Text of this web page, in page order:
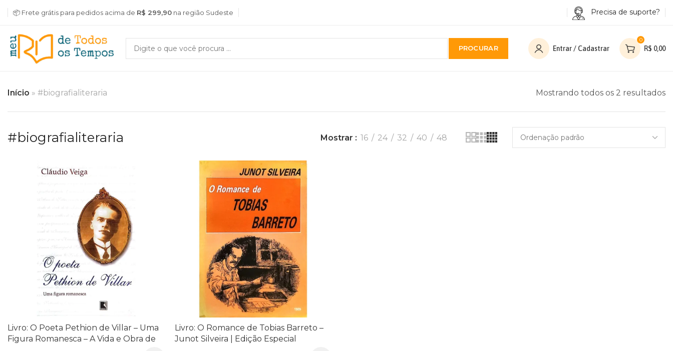
📦 Frete grátis para pedidos acima de R$ 299,90 na região Sudeste Precisa de suporte?
PROCURAR Entrar / Cadastrar
0
R$ 0,00
Início » #biografialiteraria Mostrando todos os 2 resultados
#biografialiteraria Mostrar 16 24 32 40 48
Livro: O Poeta Pethion de Villar – Uma
Figura Romanesca – A Vida e Obra de
Livro: O Romance de Tobias Barreto –
Junot Silveira | Edição Especial